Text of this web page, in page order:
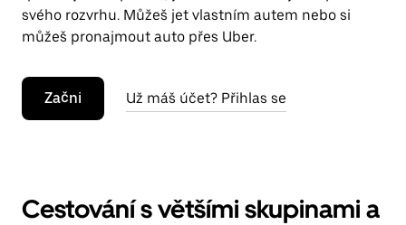
svého rozvrhu. Můžeš jet vlastním autem nebo si
můžeš pronajmout auto přes Uber.
Začni Už máš účet? Přihlas se
Cestování s většími skupinami a